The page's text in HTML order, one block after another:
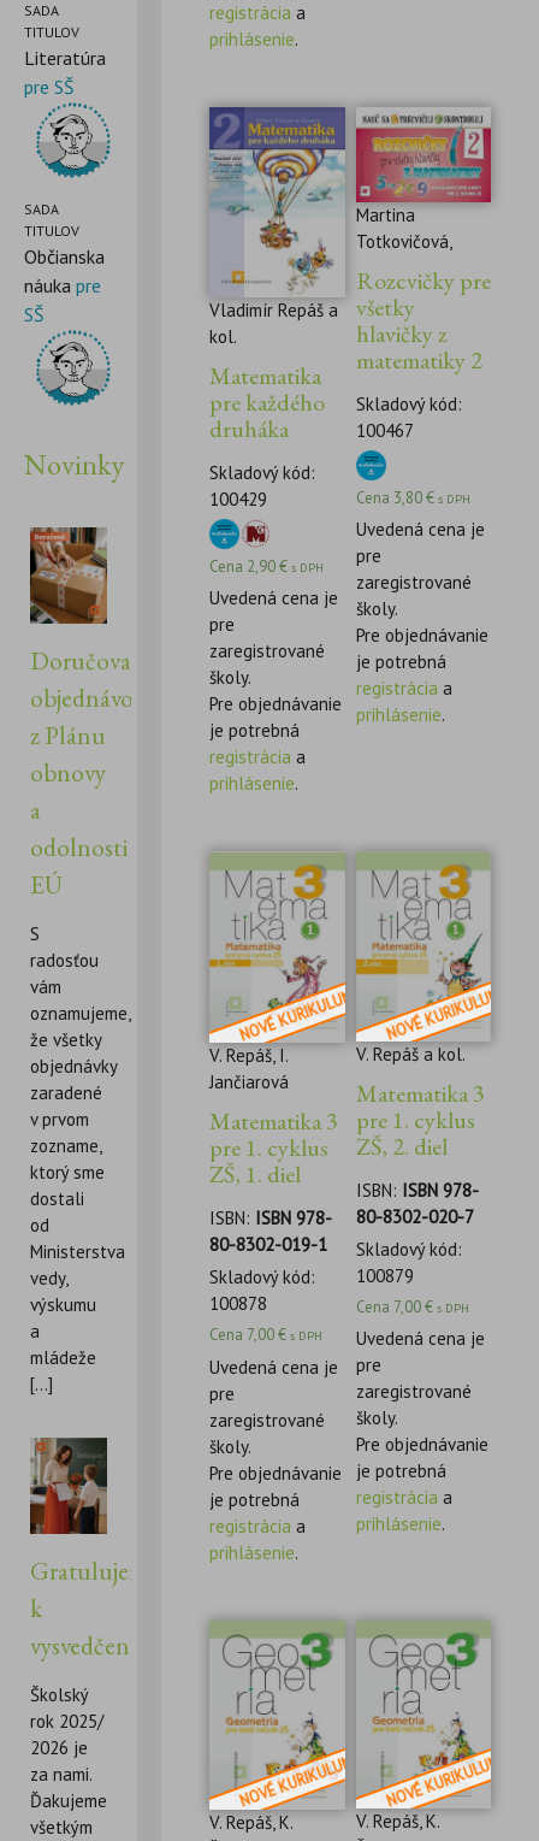
SADA
TITULOV
Literatúra
pre SŠ
SADA
TITULOV
Občianska
náuka pre
SŠ
Novinky
Doručovanie
objednávok
z Plánu
obnovy
a
odolnosti
EÚ
S
radosťou
vám
oznamujeme,
že všetky
objednávky
zaradené
v prvom
zozname,
ktorý sme
dostali
od
Ministerstva
vedy,
výskumu
a
mládeže
[...]
Gratulujeme
k
vysvedčeniu!
Školský
rok 2025/
2026 je
za nami.
Ďakujeme
všetkým
registrácia a
prihlásenie.
Vladimír Repáš a
kol.
Matematika
pre každého
druháka
Skladový kód:
100429
Cena 2,90€ s DPH
Uvedená cena je
pre
zaregistrované
školy.
Pre objednávanie
je potrebná
registrácia a
prihlásenie.
Martina
Totkovičová,
Rozcvičky pre
všetky
hlavičky z
matematiky 2
Skladový kód:
100467
Cena 3,80€ s DPH
Uvedená cena je
pre
zaregistrované
školy.
Pre objednávanie
je potrebná
registrácia a
prihlásenie.
V. Repáš, I.
Jančiarová
Matematika 3
pre 1. cyklus
ZŠ, 1. diel
ISBN: ISBN 978-
80-8302-019-1
Skladový kód:
100878
Cena 7,00€ s DPH
Uvedená cena je
pre
zaregistrované
školy.
Pre objednávanie
je potrebná
registrácia a
prihlásenie.
V. Repáš a kol.
Matematika 3
pre 1. cyklus
ZŠ, 2. diel
ISBN: ISBN 978-
80-8302-020-7
Skladový kód:
100879
Cena 7,00€ s DPH
Uvedená cena je
pre
zaregistrované
školy.
Pre objednávanie
je potrebná
registrácia a
prihlásenie.
V. Repáš, K.
V. Repáš, K.